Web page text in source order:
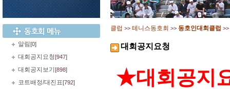
알림[0]
대회공지요청[947]
대회공지보기 [898]
코트배정/대진표[792]
클럽 >> 테니스동호회 >> 동호인대회클럽 >>
대회공지요청
★대회공지